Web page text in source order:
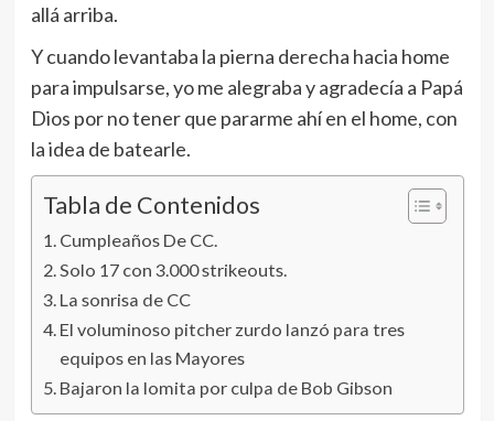
allá arriba.
Y cuando levantaba la pierna derecha hacia home
para impulsarse, yo me alegraba y agradecía a Papá
Dios por no tener que pararme ahí en el home, con
la idea de batearle.
Tabla de Contenidos
Cumpleaños De CC.
Solo 17 con 3.000 strikeouts.
La sonrisa de CC
El voluminoso pitcher zurdo lanzó para tres
equipos en las Mayores
Bajaron la lomita por culpa de Bob Gibson